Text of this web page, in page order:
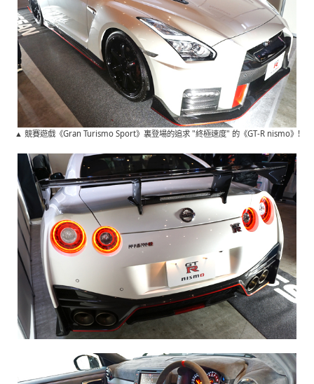
▲ 競賽遊戲《Gran Turismo Sport》裏登場的追求 "終極速度" 的《GT-R nismo》!